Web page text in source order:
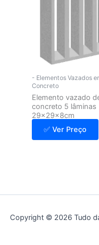
- Elementos Vazados
Concreto
Elemento vazado
concreto 5 lâminas
29x29x8cm
✅ Ver Preço
Copyright © 2026 Tudo